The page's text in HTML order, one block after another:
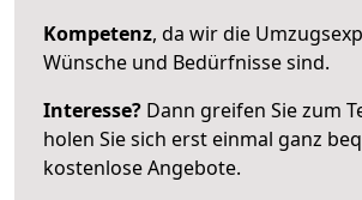
Kompetenz, da wir die
Wünsche und Bedürfnisse sind.
Interesse? Dann greifen Sie zum
holen Sie sich erst einmal ganz
kostenlose Angebote.